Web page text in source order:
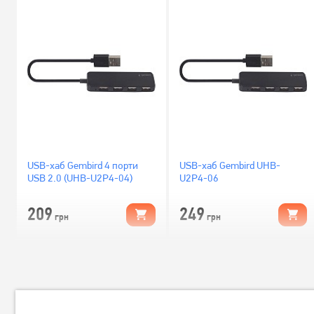
USB-хаб Gembird 4 порти
USB 2.0 (UHB-U2P4-04)
209 грн
USB-хаб Gembird UHB-
U2P4-06
249 грн